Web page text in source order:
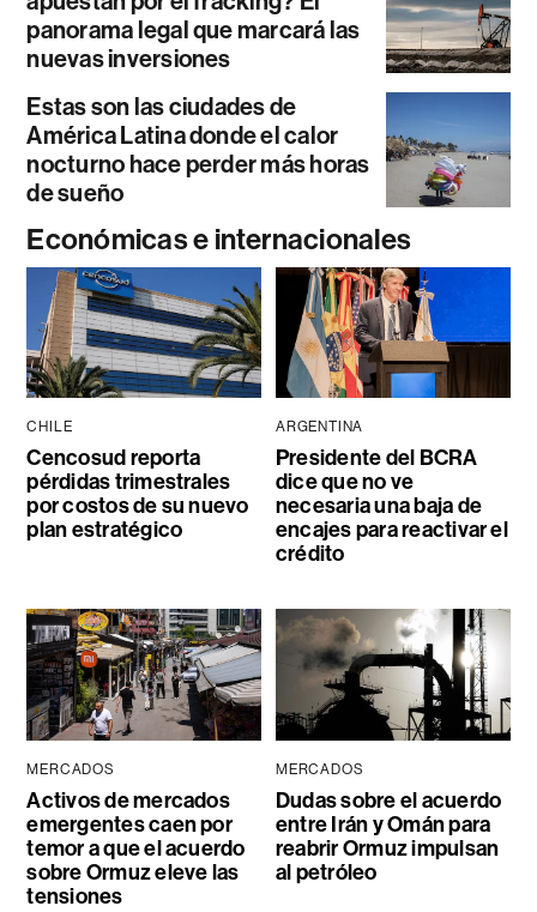
panorama legal que marcará las
nuevas inversiones
Estas son las ciudades de
América Latina donde el calor
nocturno hace perder más horas
de sueño
Económicas e internacionales
CHILE
Cencosud reporta
pérdidas trimestrales
por costos de su nuevo
plan estratégico
ARGENTINA
Presidente del BCRA
dice que no ve
necesaria una baja de
encajes para reactivar el
crédito
MERCADOS
Activos de mercados
emergentes caen por
temor a que el acuerdo
sobre Ormuz eleve las
tensiones
MERCADOS
Dudas sobre el acuerdo
entre Irán y Omán para
reabrir Ormuz impulsan
al petróleo